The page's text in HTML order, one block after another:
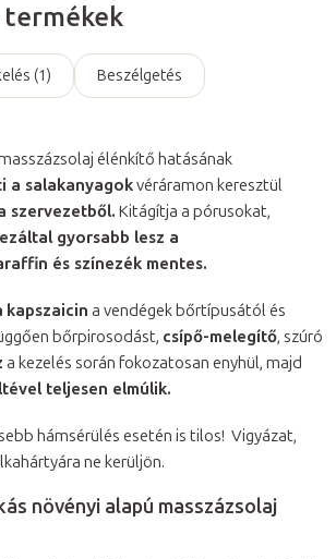
termékek
(1) Beszélgetés
élénkítő hatásának
a salakanyagokvéráramon keresztül
szervezetből. Kitágítja a pórusokat,
gyorsabb lesz a
és színezék mentes.
kapszaicin a vendégek bőrtípusától és
bőrpirosodást, csípő-melegítő, szúró
a kezelés során fokozatosan enyhül, majd
teljesen elmúlik.
hámsérülés esetén is tilos! Vigyázat,
ne kerüljön.
növényi alapú masszázsolaj